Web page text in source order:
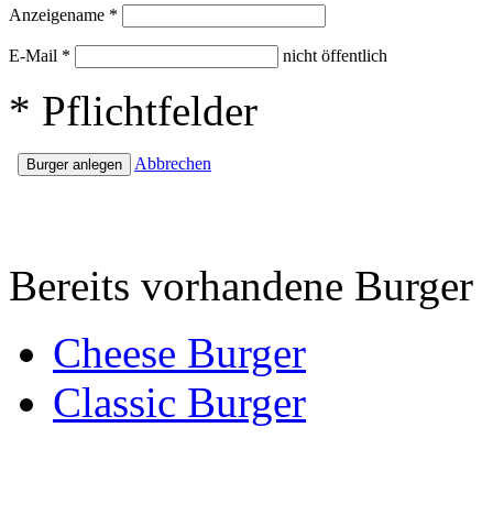
Anzeigename *
E-Mail * nicht öffentlich
* Pflichtfelder
Abbrechen
Bereits vorhandene Burger
Cheese Burger
Classic Burger